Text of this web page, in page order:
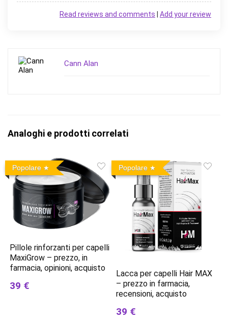
Add your review
Read reviews and comments
Cann Alan
Analoghi e prodotti correlati
Popolare
Pillole rinforzanti per capelli
MaxiGrow – prezzo, in
farmacia, opinioni, acquisto
39 €
Popolare
Lacca per capelli Hair MAX
– prezzo in farmacia,
recensioni, acquisto
39 €